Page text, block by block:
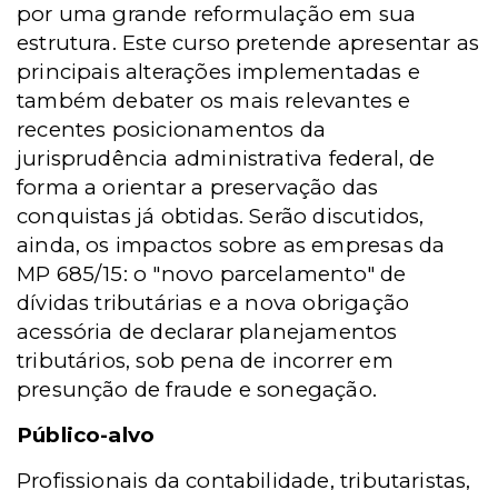
por uma grande reformulação em sua
estrutura. Este curso pretende apresentar as
principais alterações implementadas e
também debater os mais relevantes e
recentes posicionamentos da
jurisprudência administrativa federal, de
forma a orientar a preservação das
conquistas já obtidas. Serão discutidos,
ainda, os impactos sobre as empresas da
MP 685/15: o "novo parcelamento" de
dívidas tributárias e a nova obrigação
acessória de declarar planejamentos
tributários, sob pena de incorrer em
presunção de fraude e sonegação.
Público-alvo
Profissionais da contabilidade, tributaristas,